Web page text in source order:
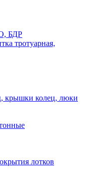
БДР
тротуарная,
крышки колец, люки
лотков